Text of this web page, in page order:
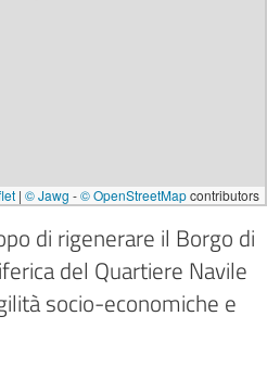
| © Jawg -© OpenStreetMapcontributors
di rigenerare il Borgo di
del Quartiere Navile
socio-economiche e